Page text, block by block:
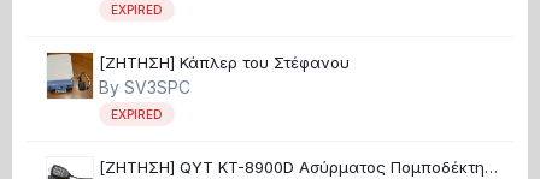
EXPIRED
[ΖΗΤΗΣΗ] Κάπλερ του Στέφανου
By SV3SPC
EXPIRED
[ΖΗΤΗΣΗ] QYT KT-8900D Ασύρματος Πομποδέκτης